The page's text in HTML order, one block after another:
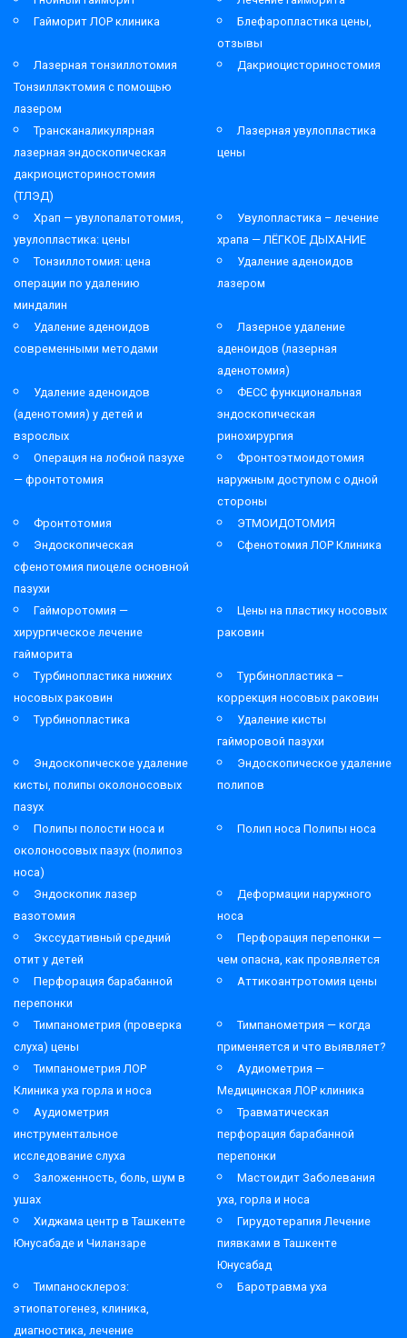
Гайморит ЛОР клиника
Блефаропластика цены,
отзывы
Лазерная тонзиллотомия
Тонзиллэктомия с помощью
лазером
Дакриоцисториностомия
Трансканаликулярная
лазерная эндоскопическая
дакриоцисториностомия
(ТЛЭД)
Лазерная увулопластика
цены
Храп — увулопалатотомия,
увулопластика: цены
Увулопластика – лечение
храпа — ЛЁГКОЕ ДЫХАНИЕ
Тонзиллотомия: цена
операции по удалению
миндалин
Удаление аденоидов
лазером
Удаление аденоидов
современными методами
Лазерное удаление
аденоидов (лазерная
аденотомия)
Удаление аденоидов
(аденотомия) у детей и
взрослых
ФЕСС функциональная
эндоскопическая
ринохирургия
Операция на лобной пазухе
— фронтотомия
Фронтоэтмоидотомия
наружным доступом с одной
стороны
Фронтотомия
ЭТМОИДОТОМИЯ
Эндоскопическая
сфенотомия пиоцеле основной
пазухи
Сфенотомия ЛОР Клиника
Гайморотомия —
хирургическое лечение
гайморита
Цены на пластику носовых
раковин
Турбинопластика нижних
носовых раковин
Турбинопластика –
коррекция носовых раковин
Турбинопластика
Удаление кисты
гайморовой пазухи
Эндоскопическое удаление
кисты, полипы околоносовых
пазух
Эндоскопическое удаление
полипов
Полипы полости носа и
околоносовых пазух (полипоз
носа)
Полип носа Полипы носа
Эндоскопик лазер
вазотомия
Деформации наружного
носа
Экссудативный средний
отит у детей
Перфорация перепонки —
чем опасна, как проявляется
Перфорация барабанной
перепонки
Аттикоантротомия цены
Тимпанометрия (проверка
слуха) цены
Тимпанометрия — когда
применяется и что выявляет?
Тимпанометрия ЛОР
Клиника уха горла и носа
Аудиометрия —
Медицинская ЛОР клиника
Аудиометрия
инструментальное
исследование слуха
Травматическая
перфорация барабанной
перепонки
Заложенность, боль, шум в
ушах
Мастоидит Заболевания
уха, горла и носа
Хиджама центр в Ташкенте
Юнусабаде и Чиланзаре
Гирудотерапия Лечение
пиявками в Ташкенте
Юнусабад
Тимпаносклероз:
этиопатогенез, клиника,
диагностика, лечение
Баротравма уха